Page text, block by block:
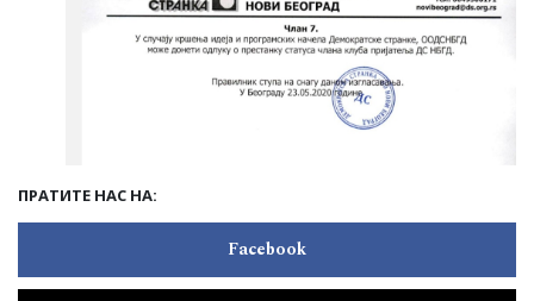
ПРАТИТЕ НАС НА:
Facebook